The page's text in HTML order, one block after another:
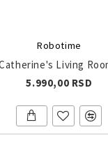
Robotime
Living
5.990,00 RSD